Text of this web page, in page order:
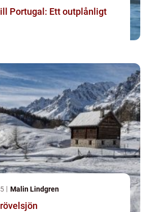
Portugal: Ett outplånligt
Malin Lindgren